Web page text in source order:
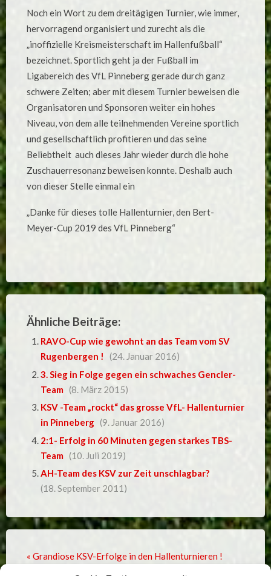
Noch ein Wort zu dem dreitägigen Turnier, wie immer,
hervorragend organisiert und zurecht als die
„inoffizielle Kreismeisterschaft im Hallenfußball“
bezeichnet. Sportlich geht ja der Fußball im
Ligabereich des VfL Pinneberg gerade durch ganz
schwere Zeiten; aber mit diesem Turnier beweisen die
Organisatoren und Sponsoren weiter ein hohes
Niveau, von dem alle teilnehmenden Vereine sportlich
und gesellschaftlich profitieren und das seine
Beliebtheit auch dieses Jahr wieder durch die hohe
Zuschauerresonanz beweisen konnte. Deshalb auch
von dieser Stelle einmal ein
„Danke für dieses tolle Hallenturnier, den Bert-
Meyer-Cup 2019 des VfL Pinneberg“
Ähnliche Beiträge:
RAVO-Cup wie gewohnt an das Team vom SV
Rugenbergen !
(24. Januar 2016)
3. Sieg in Folge gegen ein schwaches Gencler-
Team (8. März 2015)
KSV -Team „rockt“ das grosse VfL- Hallenturnier
in Pinneberg (9. Januar 2016)
2:1- Erfolg in 60 Minuten gegen starkes TBS-
Team (10. Juli 2019)
AH-Team des KSV zur Zeit unschlagbar?
(18. September 2011)
« Grandiose KSV-Erfolge in den Hallenturnieren !